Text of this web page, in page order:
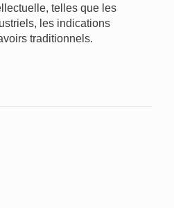
telles que les
les indications
traditionnels.